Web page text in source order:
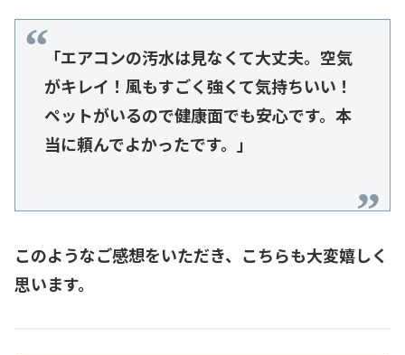
「エアコンの汚水は見なくて大丈夫。空気
がキレイ！風もすごく強くて気持ちいい！
ペットがいるので健康面でも安心です。本
当に頼んでよかったです。」
このようなご感想をいただき、こちらも大変嬉しく
思います。